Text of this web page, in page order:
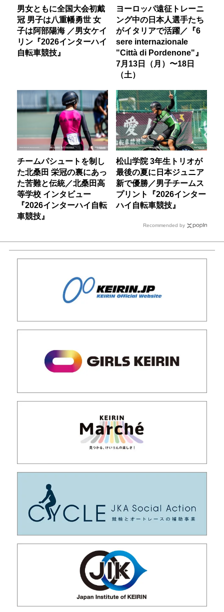
男女ともに全国大会初戴
冠 男子は八重幡勇世 女
子は阿部陽海 ／男女ケイ
リン『2026インターハイ
自転車競技』
ヨーロッパ遠征トレーニ
ング中の日本人選手たち
がイタリアで活躍／『6
sere internazionale
"Città di Pordenone"』
7月13日（月）〜18日
（土）
チームパシュートを制し
た北桑田 栄冠の裏にあっ
た苦難と伝統／北桑田高
等学校 インタビュー
『2026インターハイ自転
車競技』
松山学院 3年生トリオが
最後の夏に日本ジュニア
新で優勝／男子チームス
プリント『2026インター
ハイ自転車競技』
Recommended by